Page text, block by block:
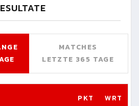
MATCHES
LETZTE 365 TAGE
PKT WRT